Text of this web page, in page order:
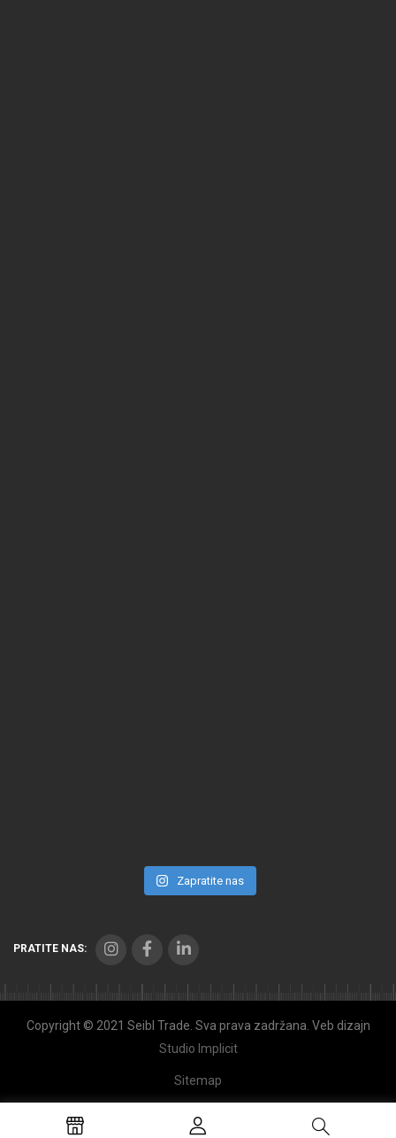
Zapratite nas
PRATITE NAS:
Copyright © 2021 Seibl Trade. Sva prava zadržana. Veb dizajn
Studio Implicit
Sitemap